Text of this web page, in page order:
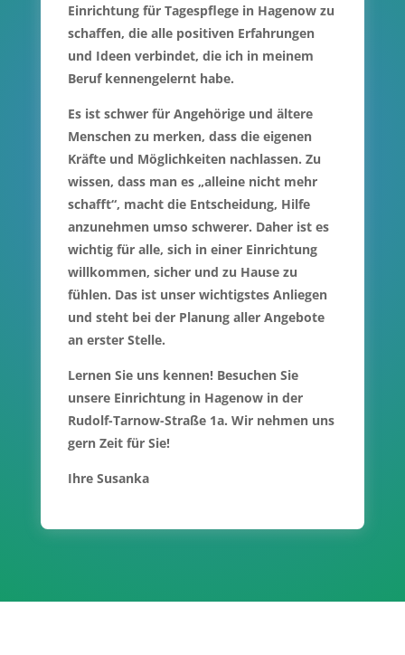
Einrichtung für Tagespflege in Hagenow zu
schaffen, die alle positiven Erfahrungen
und Ideen verbindet, die ich in meinem
Beruf kennengelernt habe.
Es ist schwer für Angehörige und ältere
Menschen zu merken, dass die eigenen
Kräfte und Möglichkeiten nachlassen. Zu
wissen, dass man es „alleine nicht mehr
schafft“, macht die Entscheidung, Hilfe
anzunehmen umso schwerer. Daher ist es
wichtig für alle, sich in einer Einrichtung
willkommen, sicher und zu Hause zu
fühlen. Das ist unser wichtigstes Anliegen
und steht bei der Planung aller Angebote
an erster Stelle.
Lernen Sie uns kennen! Besuchen Sie
unsere Einrichtung in Hagenow in der
Rudolf-Tarnow-Straße 1a. Wir nehmen uns
gern Zeit für Sie!
Ihre Susanka